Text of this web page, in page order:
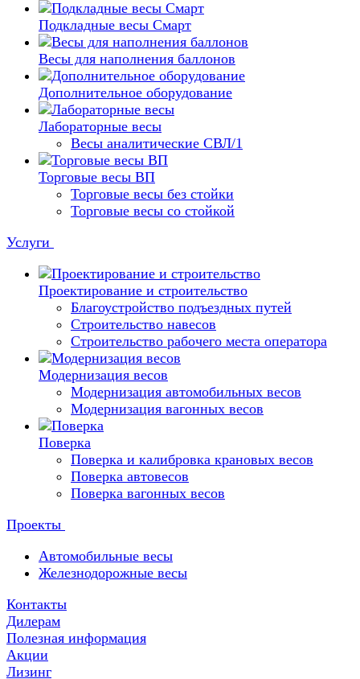
Подкладные весы Смарт
Весы для наполнения баллонов
Дополнительное оборудование
Лабораторные весы
Весы аналитические СВЛ/1
Торговые весы ВП
Торговые весы без стойки
Торговые весы со стойкой
Услуги
Проектирование и строительство
Благоустройство подъездных путей
Строительство навесов
Строительство рабочего места оператора
Модернизация весов
Модернизация автомобильных весов
Модернизация вагонных весов
Поверка
Поверка и калибровка крановых весов
Поверка автовесов
Поверка вагонных весов
Проекты
Автомобильные весы
Железнодорожные весы
Контакты
Дилерам
Полезная информация
Акции
Лизинг